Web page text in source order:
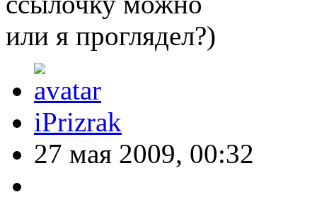
или я проглядел?)
iPrizrak
27 мая 2009, 00:32